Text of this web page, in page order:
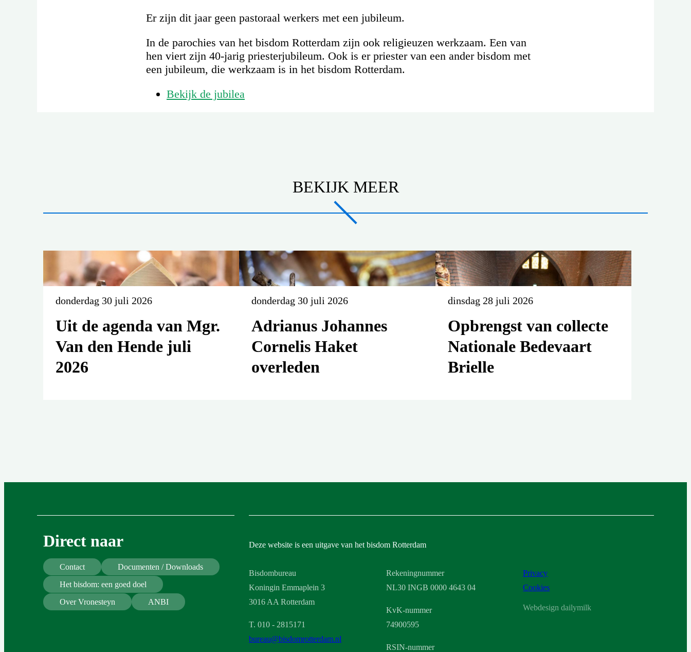
Er zijn dit jaar geen pastoraal werkers met een jubileum.
In de parochies van het bisdom Rotterdam zijn ook religieuzen werkzaam. Een van
hen viert zijn 40-jarig priesterjubileum. Ook is er priester van een ander bisdom met
een jubileum, die werkzaam is in het bisdom Rotterdam.
Bekijk de jubilea
BEKIJK MEER
donderdag 30 juli 2026
Uit de agenda van Mgr.
Van den Hende juli
2026
donderdag 30 juli 2026
Adrianus Johannes
Cornelis Haket
overleden
dinsdag 28 juli 2026
Opbrengst van collecte
Nationale Bedevaart
Brielle
Direct naar
Contact
Documenten / Downloads
Het bisdom: een goed doel
Over Vronesteyn
ANBI
Deze website is een uitgave van het bisdom Rotterdam
Bisdombureau
Koningin Emmaplein 3
3016 AA Rotterdam
T. 010 - 2815171
bureau@bisdomrotterdam.nl
Rekeningnummer
NL30 INGB 0000 4643 04
KvK-nummer
74900595
RSIN-nummer
Privacy
Cookies
Webdesign dailymilk